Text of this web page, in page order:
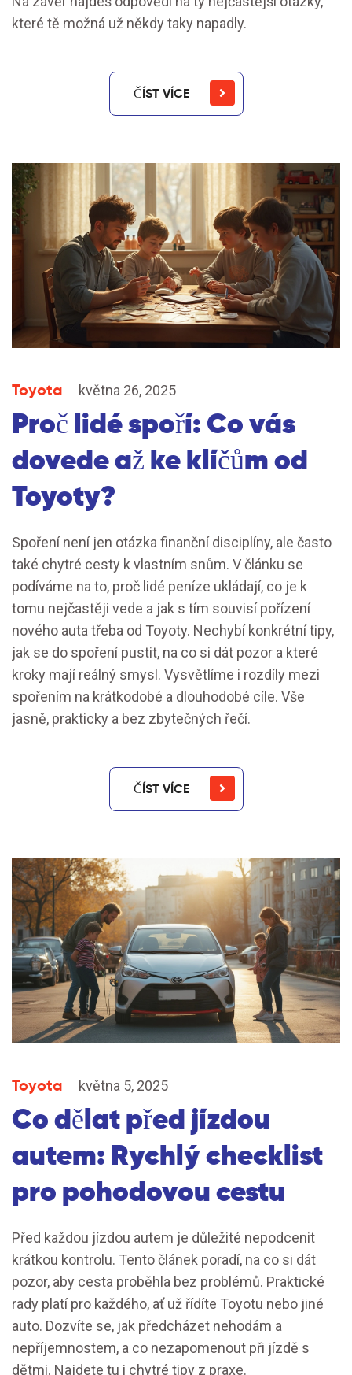
které tě možná už někdy taky napadly.
ČÍST VÍCE
Toyota května 26, 2025
Proč lidé spoří: Co vás
dovede až ke klíčům od
Toyoty?
Spoření není jen otázka finanční disciplíny, ale často
také chytré cesty k vlastním snům. V článku se
podíváme na to, proč lidé peníze ukládají, co je k
tomu nejčastěji vede a jak s tím souvisí pořízení
nového auta třeba od Toyoty. Nechybí konkrétní tipy,
jak se do spoření pustit, na co si dát pozor a které
kroky mají reálný smysl. Vysvětlíme i rozdíly mezi
spořením na krátkodobé a dlouhodobé cíle. Vše
jasně, prakticky a bez zbytečných řečí.
ČÍST VÍCE
Toyota května 5, 2025
Co dělat před jízdou
autem: Rychlý checklist
pro pohodovou cestu
Před každou jízdou autem je důležité nepodcenit
krátkou kontrolu. Tento článek poradí, na co si dát
pozor, aby cesta proběhla bez problémů. Praktické
rady platí pro každého, ať už řídíte Toyotu nebo jiné
auto. Dozvíte se, jak předcházet nehodám a
nepříjemnostem, a co nezapomenout při jízdě s
dětmi. Najdete tu i chytré tipy z praxe.